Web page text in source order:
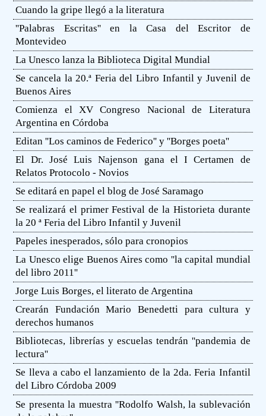
Cuando la gripe llegó a la literatura
''Palabras Escritas'' en la Casa del Escritor de
Montevideo
La Unesco lanza la Biblioteca Digital Mundial
Se cancela la 20.ª Feria del Libro Infantil y Juvenil de
Buenos Aires
Comienza el XV Congreso Nacional de Literatura
Argentina en Córdoba
Editan ''Los caminos de Federico'' y ''Borges poeta''
El Dr. José Luis Najenson gana el I Certamen de
Relatos Protocolo - Novios
Se editará en papel el blog de José Saramago
Se realizará el primer Festival de la Historieta durante
la 20 ª Feria del Libro Infantil y Juvenil
Papeles inesperados, sólo para cronopios
La Unesco elige Buenos Aires como ''la capital mundial
del libro 2011''
Jorge Luis Borges, el literato de Argentina
Crearán Fundación Mario Benedetti para cultura y
derechos humanos
Bibliotecas, librerías y escuelas tendrán ''pandemia de
lectura''
Se lleva a cabo el lanzamiento de la 2da. Feria Infantil
del Libro Córdoba 2009
Se presenta la muestra ''Rodolfo Walsh, la sublevación